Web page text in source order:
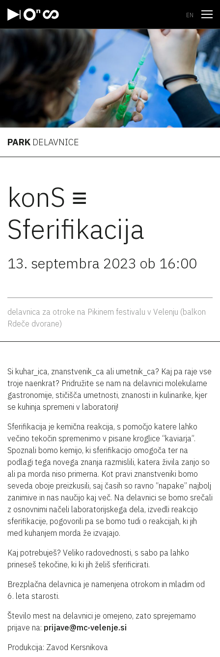
EN
PARK DELAVNICE
konS ≡
Sferifikacija
13. septembra 2023 ob 16:00
delavnica za otroke na Pikinem festivalu v Velenju (balkon
Rdeče dvorane)
Si kuhar_ica, znanstvenik_ca ali umetnik_ca? Kaj pa raje vse
troje naenkrat? Pridružite se nam na delavnici molekularne
gastronomije, stičišča umetnosti, znanosti in kulinarike, kjer
se kuhinja spremeni v laboratorij!
Sferifikacija je kemična reakcija, s pomočjo katere lahko
večino tekočin spremenimo v pisane kroglice “kaviarja”.
Spoznali bomo kemijo, ki sferifikacijo omogoča ter na
podlagi tega novega znanja razmislili, katera živila zanjo so
ali pa morda niso primerna. Kot pravi znanstveniki bomo
seveda oboje preizkusili, saj časih so ravno “napake” najbolj
zanimive in nas naučijo kaj več. Na delavnici se bomo srečali
z osnovnimi načeli laboratorijskega dela, izvedli reakcijo
sferifikacije, pogovorili pa se bomo tudi o reakcijah, ki jih
med kuhanjem morda že izvajajo.
Kaj potrebuješ? Veliko radovednosti, s sabo pa lahko
prineseš tekočine, ki ki jih želiš sferificirati.
Brezplačna delavnica je namenjena otrokom in mladim od
6. leta starosti.
Število mest na delavnici je omejeno, zato sprejemamo
prijave na: prijave@mc-velenje.si
Produkcija: Zavod Kersnikova